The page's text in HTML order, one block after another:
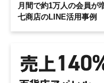
月間で約1万人の会員が
七商店のLINE活用事例